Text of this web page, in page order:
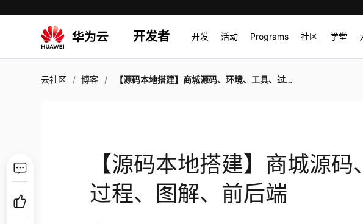
开发者 开发 活动 Programs 社区 学堂
云社区 博客 【源码本地搭建】商城源码、环境、工具、过程、图解、前后端
【源码本地搭建】商城源码
过程、图解、前后端